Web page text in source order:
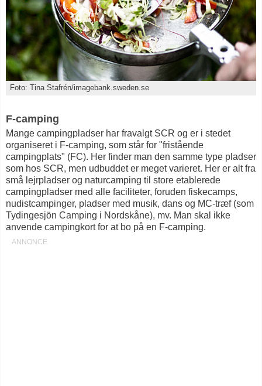
Foto: Tina Stafrén/imagebank.sweden.se
F-camping
Mange campingpladser har fravalgt SCR og er i stedet
organiseret i F-camping, som står for "fristående
campingplats" (FC). Her finder man den samme type pladser
som hos SCR, men udbuddet er meget varieret. Her er alt fra
små lejrpladser og naturcamping til store etablerede
campingpladser med alle faciliteter, foruden fiskecamps,
nudistcampinger, pladser med musik, dans og MC-træf (som
Tydingesjön Camping i Nordskåne), mv. Man skal ikke
anvende campingkort for at bo på en F-camping.